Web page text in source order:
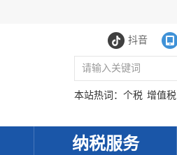
抖音
本站热词： 个税 增值税
纳税服务